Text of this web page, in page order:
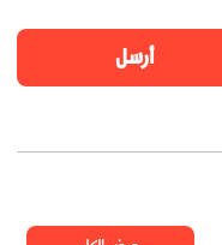
أرسل